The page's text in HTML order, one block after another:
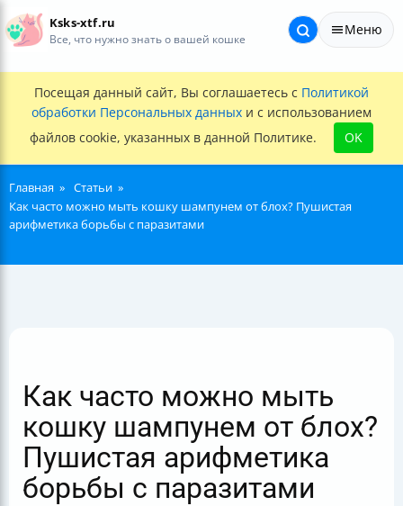
Ksks-xtf.ru
Все, что нужно знать о вашей кошке
Меню
Посещая данный сайт, Вы соглашаетесь с Политикой
обработки Персональных данных и с использованием
файлов cookie, указанных в данной Политике.
OK
Главная
Статьи
Как часто можно мыть кошку шампунем от блох? Пушистая
арифметика борьбы с паразитами
Как часто можно мыть
кошку шампунем от блох?
Пушистая арифметика
борьбы с паразитами